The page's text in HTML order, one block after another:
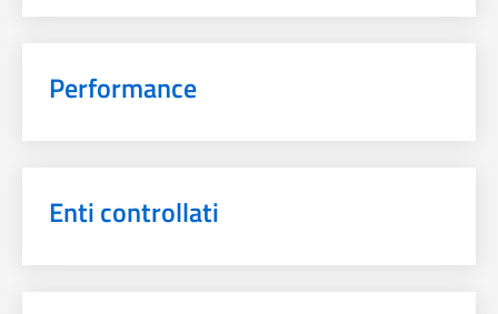
Performance
Enti controllati